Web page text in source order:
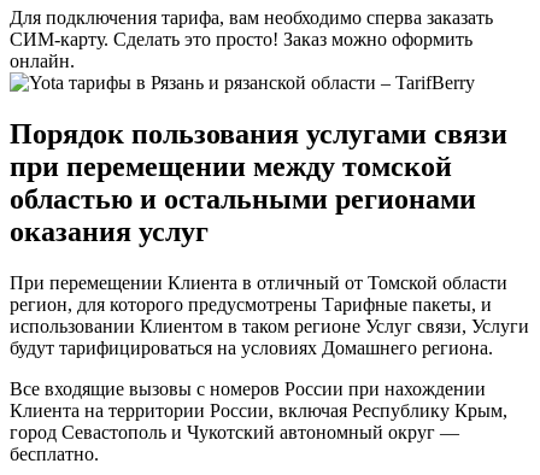
Для подключения тарифа, вам необходимо сперва заказать
СИМ-карту. Сделать это просто! Заказ можно оформить
онлайн.
Порядок пользования услугами связи
при перемещении между томской
областью и остальными регионами
оказания услуг
При перемещении Клиента в отличный от Томской области
регион, для которого предусмотрены Тарифные пакеты, и
использовании Клиентом в таком регионе Услуг связи, Услуги
будут тарифицироваться на условиях Домашнего региона.
Все входящие вызовы с номеров России при нахождении
Клиента на территории России, включая Республику Крым,
город Севастополь и Чукотский автономный округ —
бесплатно.